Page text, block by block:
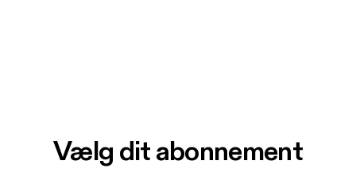
Vælg dit abonnement